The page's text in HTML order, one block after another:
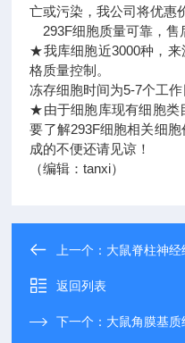
亡或污染，我公司将优惠
293F细胞质量可靠，售
★我库细胞近3000种，来
格质量控制。
冻存细胞时间为5-7个工作
★由于细胞库现有细胞类
要了解293F细胞相关细
成的不便还请见谅！
（编辑：tanxi）
上一个： 大鼠脊柱神
返回列表
下一个： 大鼠角膜基